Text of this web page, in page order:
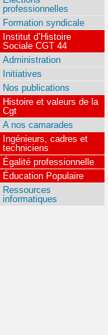
professionnelles
Formation syndicale
Institut d’Histoire
Sociale CGT 44
Administration
Initiatives
Nos publications
Histoire et valeurs de la
Cgt
A nos camarades
Ingénieurs, cadres et
techniciens
Égalité professionnelle
Éducation Populaire
Ressources
informatiques